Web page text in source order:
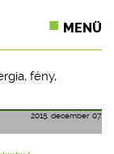
MENÜ
, fény,
2015. december 07.